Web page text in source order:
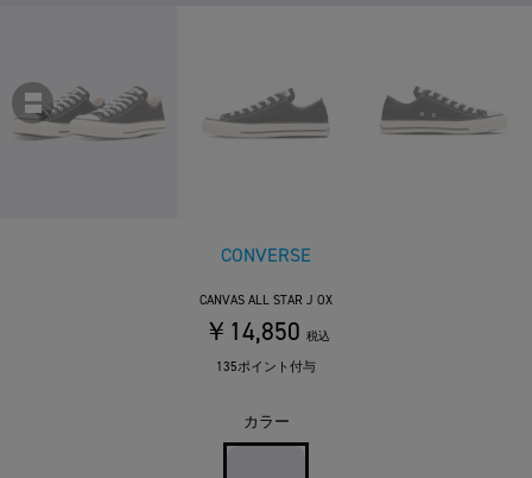
CONVERSE
CANVAS ALL STAR J OX
￥14,850 税込
135ポイント付与
カラー